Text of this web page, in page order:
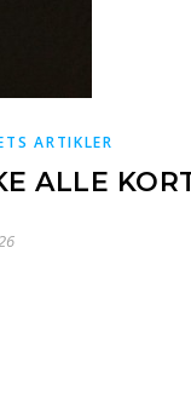
ARTIKLER
ALLE